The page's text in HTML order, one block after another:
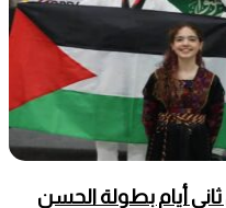
أيام بطولة الحسن